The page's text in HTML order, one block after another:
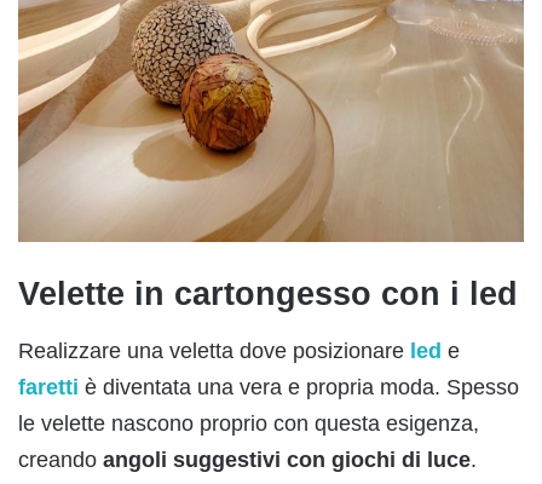
Velette in cartongesso con i led
Realizzare una veletta dove posizionare led e
faretti è diventata una vera e propria moda. Spesso
le velette nascono proprio con questa esigenza,
creando angoli suggestivi con giochi di luce.